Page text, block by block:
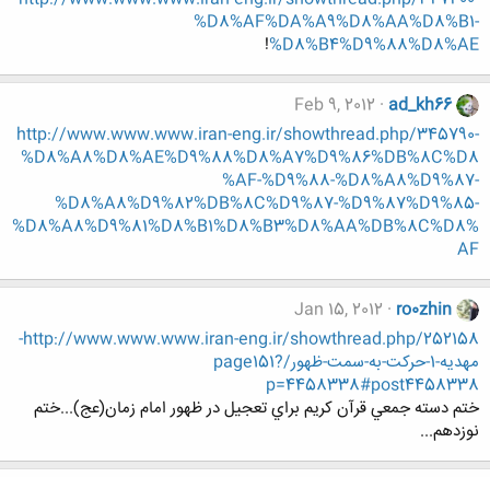
%D8%AF%DA%A9%D8%AA%D8%B1-
%D8%B4%D9%88%D8%AE
!
ad_kh66
Feb 9, 2012
http://www.www.www.iran-eng.ir/showthread.php/345790-
%D8%A8%D8%AE%D9%88%D8%A7%D9%86%DB%8C%D8
%AF-%D9%88-%D8%A8%D9%87-
%D8%A8%D9%82%DB%8C%D9%87-%D9%87%D9%85-
%D8%A8%D9%81%D8%B1%D8%B3%D8%AA%DB%8C%D8%
AF
ro0zhin
Jan 15, 2012
http://www.www.www.iran-eng.ir/showthread.php/252158-
مهديه-1-حركت-به-سمت-ظهور/page151?
p=4458338#post4458338
ختم دسته جمعي قرآن كريم براي تعجيل در ظهور امام زمان(عج)...ختم
نوزدهم...